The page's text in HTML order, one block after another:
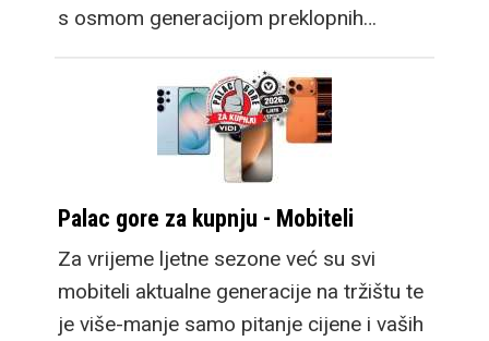
s osmom generacijom preklopnih…
Palac gore za kupnju - Mobiteli
Za vrijeme ljetne sezone već su svi
mobiteli aktualne generacije na tržištu te
je više-manje samo pitanje cijene i vaših